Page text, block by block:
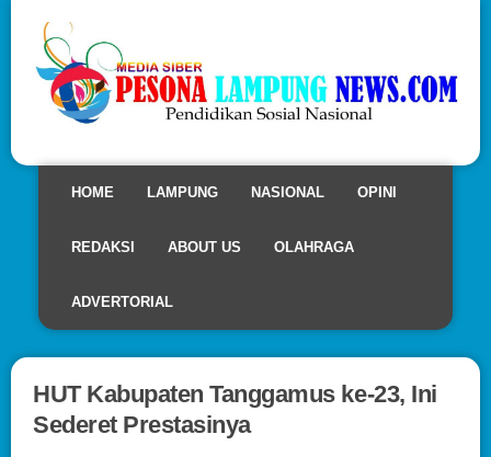
HOME LAMPUNG NASIONAL OPINI
REDAKSI ABOUT US OLAHRAGA
ADVERTORIAL
HUT Kabupaten Tanggamus ke-23, Ini
Sederet Prestasinya